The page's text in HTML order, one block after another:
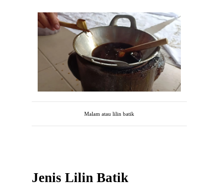
Malam atau lilin batik
Jenis Lilin Batik